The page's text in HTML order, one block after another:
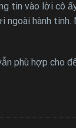
tin vào lời cô
hành tinh.
phù hợp cho